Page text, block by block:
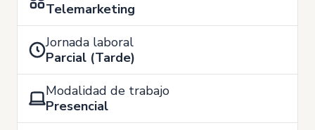
Telemarketing
Jornada laboral
Parcial (Tarde)
Modalidad de trabajo
Presencial